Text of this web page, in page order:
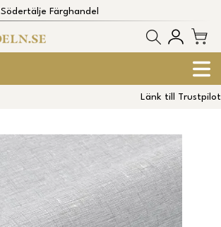
Södertälje Färghandel
Länk till Trustpilot